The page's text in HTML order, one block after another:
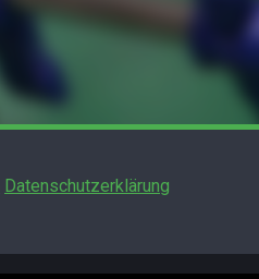
Datenschutzerklärung